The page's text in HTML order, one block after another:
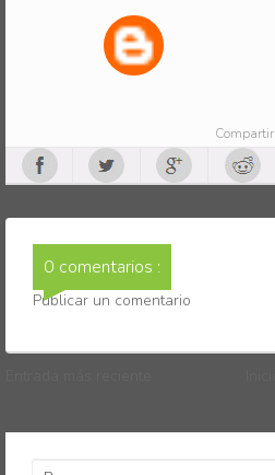
Compartir
0 comentarios :
Publicar un comentario